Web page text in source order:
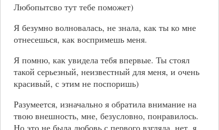
Любопытсво тут тебе поможет)
Я безумно волновалась, не знала, как ты ко мне
отнесешься, как воспримешь меня.
Я помню, как увидела тебя впервые. Ты стоял
такой серьезный, неизвестный для меня, и очень
красивый, с этим не поспоришь)
Разумеется, изначально я обратила внимание на
твою внешность, мне, безусловно, понравилось.
Но это не была любовь с первого взгляда, нет, я